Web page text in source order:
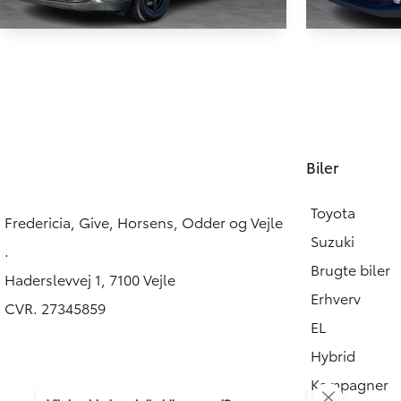
RESERVERET
HYBRID
Fredericia, Give, Horsens, Odder og Vejle
.
Haderslevvej 1, 7100 Vejle
CVR. 27345859
Biler
Toyota
Suzuki
Brugte biler
Erhverv
EL
Hybrid
Kampagner